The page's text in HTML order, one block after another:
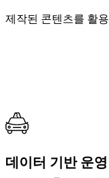
제작된 콘텐츠를 활
데이터 기반 운